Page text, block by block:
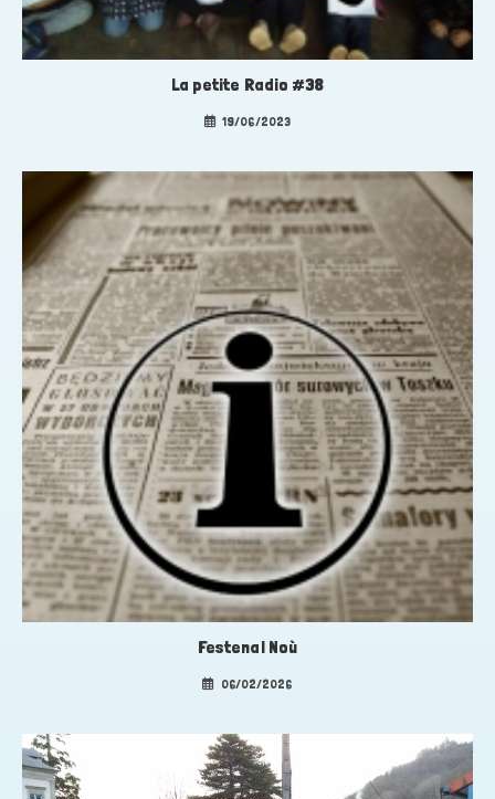
La petite Radio #38
19/06/2023
Festenal Noù
06/02/2026